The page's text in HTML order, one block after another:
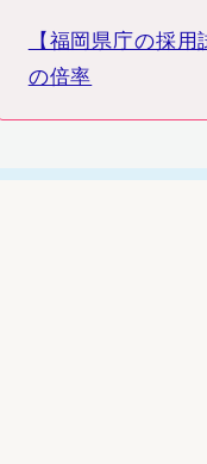
【福岡県庁の採
の倍率